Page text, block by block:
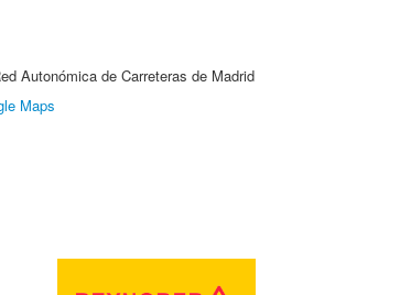
Autonómica de Carreteras de Madrid
Maps